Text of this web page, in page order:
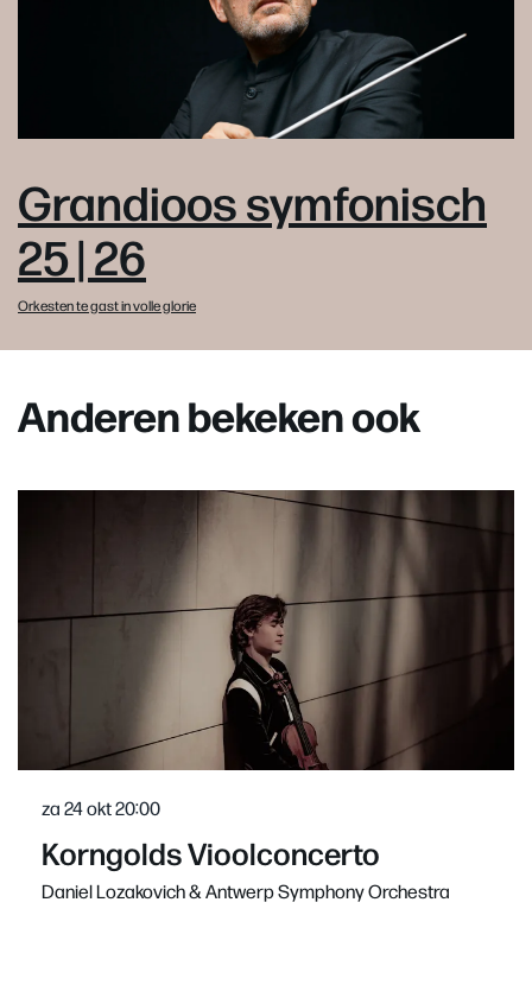
Grandioos symfonisch
25 | 26
Orkesten te gast in volle glorie
Anderen bekeken ook
Korngolds Vioolconcerto
Daniel Lozakovich & Antwerp Symphony Orchestra
za 24 okt20:00